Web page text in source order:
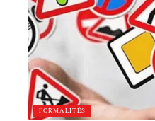
FORMALITÉS